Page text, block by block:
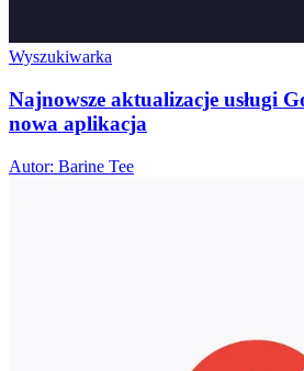
Wyszukiwarka
Najnowsze aktualizacje usługi
nowa aplikacja
Autor: Barine Tee